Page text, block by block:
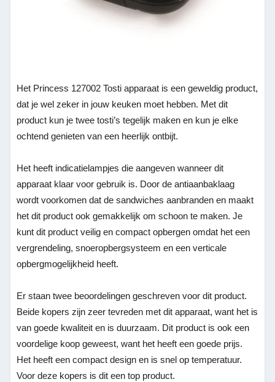
Het Princess 127002 Tosti apparaat is een geweldig product,
dat je wel zeker in jouw keuken moet hebben. Met dit
product kun je twee tosti’s tegelijk maken en kun je elke
ochtend genieten van een heerlijk ontbijt.
Het heeft indicatielampjes die aangeven wanneer dit
apparaat klaar voor gebruik is. Door de antiaanbaklaag
wordt voorkomen dat de sandwiches aanbranden en maakt
het dit product ook gemakkelijk om schoon te maken. Je
kunt dit product veilig en compact opbergen omdat het een
vergrendeling, snoeropbergsysteem en een verticale
opbergmogelijkheid heeft.
Er staan twee beoordelingen geschreven voor dit product.
Beide kopers zijn zeer tevreden met dit apparaat, want het is
van goede kwaliteit en is duurzaam. Dit product is ook een
voordelige koop geweest, want het heeft een goede prijs.
Het heeft een compact design en is snel op temperatuur.
Voor deze kopers is dit een top product.